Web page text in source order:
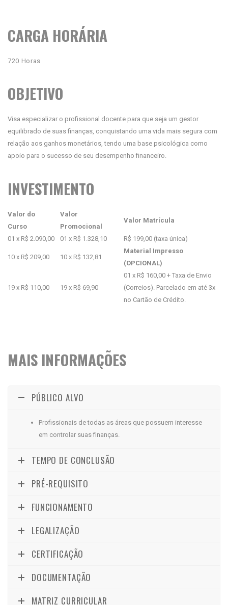
CARGA HORÁRIA
720 Horas
OBJETIVO
Visa especializar o profissional docente para que seja um gestor
equilibrado de suas finanças, conquistando uma vida mais segura com
relação aos ganhos monetários, tendo uma base psicológica como
apoio para o sucesso de seu desempenho financeiro.
INVESTIMENTO
Valor do
Curso
Valor
Promocional
Valor Matrícula
01 x R$ 2.090,00 01 x R$ 1.328,10 R$ 199,00 (taxa única)
10 x R$ 209,00 10 x R$ 132,81
Material Impresso
(OPCIONAL)
19 x R$ 110,00 19 x R$ 69,90
01 x R$ 160,00 + Taxa de Envio
(Correios). Parcelado em até 3x
no Cartão de Crédito.
MAIS INFORMAÇÕES
PÚBLICO ALVO
Profissionais de todas as áreas que possuem interesse
em controlar suas finanças.
TEMPO DE CONCLUSÃO
PRÉ-REQUISITO
FUNCIONAMENTO
LEGALIZAÇÃO
CERTIFICAÇÃO
DOCUMENTAÇÃO
MATRIZ CURRICULAR